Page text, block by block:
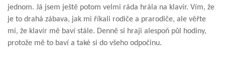
jednom. Já jsem ještě potom velmi ráda hrála na klavír. Vím, že
je to drahá zábava, jak mi říkali rodiče a prarodiče, ale věřte
mi, že klavír mě baví stále. Denně si hraji alespoň půl hodiny,
protože mě to baví a také si do všeho odpočinu.